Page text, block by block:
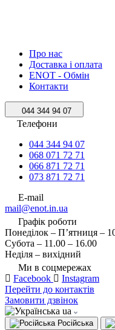
Про нас
Доставка і оплата
ENOT - Обмін
Контакти
044 344 94 07
Телефони
044 344 94 07
068 071 72 71
066 871 72 71
073 871 72 71
E-mail
mail@enot.in.ua
Графік роботи
Понеділок – П’ятниця –
Субота – 11.00 – 16.00
Неділя – вихідний
Ми в соцмережах
Facebook
Instagram
Перейти до контактів
Замовити дзвінок
ua
Російська